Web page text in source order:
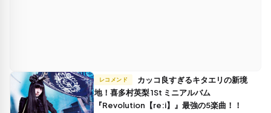
レコメンド
地！喜多村英梨 1St ミニアルバム
『Revolution【re:i】』最強の5楽曲！！